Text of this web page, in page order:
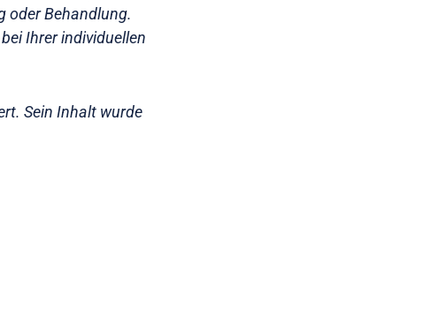
oder Behandlung.
Ihrer individuellen
Sein Inhalt wurde